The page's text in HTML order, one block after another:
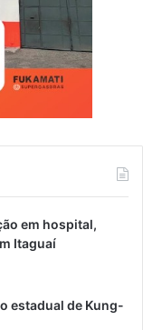
em hospital,
Itaguaí
estadual de Kung-